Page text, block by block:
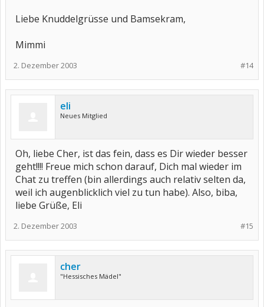
Liebe Knuddelgrüsse und Bamsekram,
Mimmi
#14
2. Dezember 2003
eli
Neues Mitglied
Oh, liebe Cher, ist das fein, dass es Dir wieder besser
geht!!!! Freue mich schon darauf, Dich mal wieder im
Chat zu treffen (bin allerdings auch relativ selten da,
weil ich augenblicklich viel zu tun habe). Also, biba,
liebe Grüße, Eli
#15
2. Dezember 2003
cher
"Hessisches Mädel"